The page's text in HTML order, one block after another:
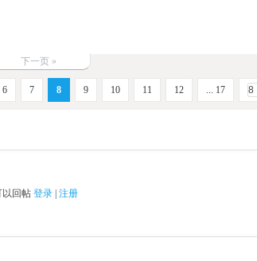
下一页 »
6 7 8 9 10 11 12 ... 17
以回帖 登录 | 注册